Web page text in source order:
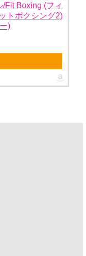
Fit Boxing (フィ
トボクシング2)
)